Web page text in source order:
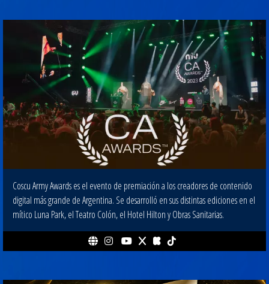
Coscu Army Awards es el evento de premiación a los creadores de contenido
digital más grande de Argentina. Se desarrolló en sus distintas ediciones en el
mítico Luna Park, el Teatro Colón, el Hotel Hilton y Obras Sanitarias.